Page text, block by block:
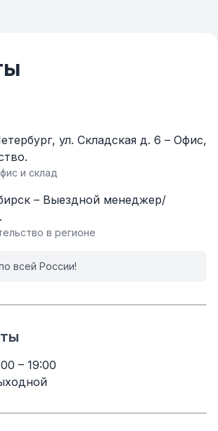
ул. Складская д. 6 – Офис,
и склад
– Выездной менеджер/
в регионе
всей России!
– 19:00